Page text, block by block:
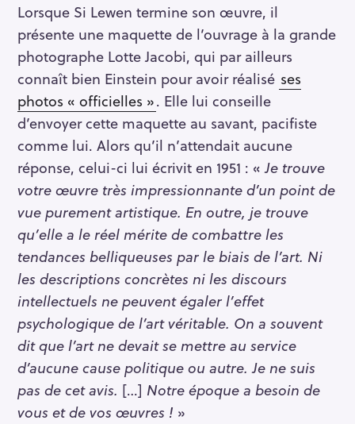
Lorsque Si Lewen termine son œuvre, il
présente une maquette de l’ouvrage à la grande
photographe Lotte Jacobi, qui par ailleurs
connaît bien Einstein pour avoir réalisé ses
photos « officielles ». Elle lui conseille
d’envoyer cette maquette au savant, pacifiste
comme lui. Alors qu’il n’attendait aucune
réponse, celui-ci lui écrivit en 1951 : «Je trouve
votre œuvre très impressionnante d’un point de
vue purement artistique. En outre, je trouve
qu’elle a le réel mérite de combattre les
tendances belliqueuses par le biais de l’art. Ni
les descriptions concrètes ni les discours
intellectuels ne peuvent égaler l’effet
psychologique de l’art véritable. On a souvent
dit que l’art ne devait se mettre au service
d’aucune cause politique ou autre. Je ne suis
pas de cet avis. […] Notre époque a besoin de
vous et de vos œuvres ! »